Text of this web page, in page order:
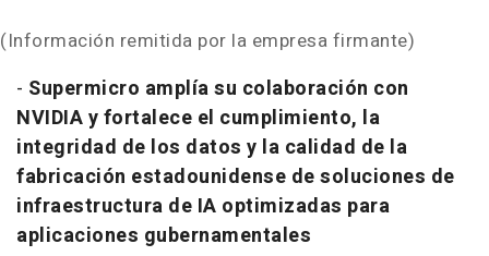
(Información remitida por la empresa firmante)
- Supermicro amplía su colaboración con
NVIDIA y fortalece el cumplimiento, la
integridad de los datos y la calidad de la
fabricación estadounidense de soluciones de
infraestructura de IA optimizadas para
aplicaciones gubernamentales